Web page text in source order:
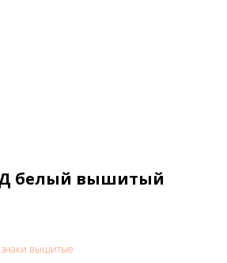
белый вышитый
вышитые